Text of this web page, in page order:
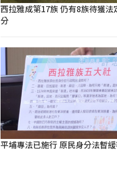
西拉雅成第17族 仍有8族待獲法
分
平埔專法已施行 原民身分法暫